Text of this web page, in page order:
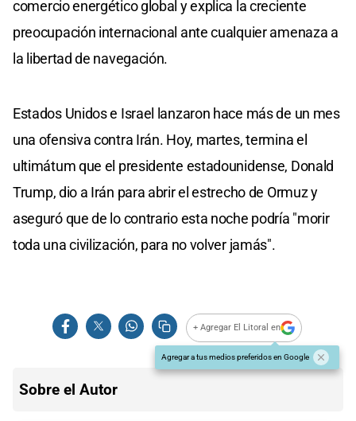
comercio energético global y explica la creciente
preocupación internacional ante cualquier amenaza a
la libertad de navegación.
Estados Unidos e Israel lanzaron hace más de un mes
una ofensiva contra Irán. Hoy, martes, termina el
ultimátum que el presidente estadounidense, Donald
Trump, dio a Irán para abrir el estrecho de Ormuz y
aseguró que de lo contrario esta noche podría "morir
toda una civilización, para no volver jamás".
+ Agregar El Litoral en
Agregar a tus medios preferidos en Google
Sobre el Autor